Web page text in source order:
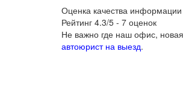
Оценка качества информации
Рейтинг 4.3/5 - 7 оценок
Не важно где наш офис,
автоюрист на выезд.